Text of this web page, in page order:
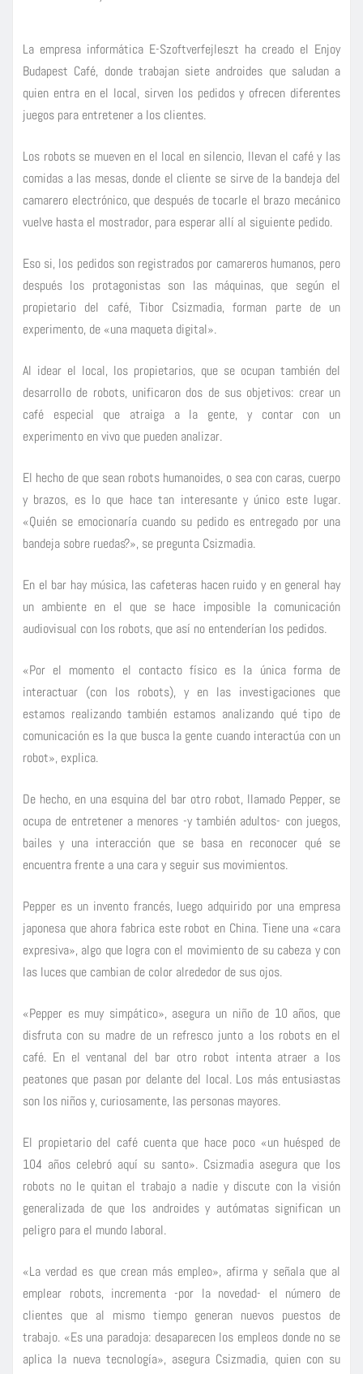
La empresa informática E-Szoftverfejleszt ha creado el Enjoy
Budapest Café, donde trabajan siete androides que saludan a
quien entra en el local, sirven los pedidos y ofrecen diferentes
juegos para entretener a los clientes.
Los robots se mueven en el local en silencio, llevan el café y las
comidas a las mesas, donde el cliente se sirve de la bandeja del
camarero electrónico, que después de tocarle el brazo mecánico
vuelve hasta el mostrador, para esperar allí al siguiente pedido.
Eso si, los pedidos son registrados por camareros humanos, pero
después los protagonistas son las máquinas, que según el
propietario del café, Tibor Csizmadia, forman parte de un
experimento, de «una maqueta digital».
Al idear el local, los propietarios, que se ocupan también del
desarrollo de robots, unificaron dos de sus objetivos: crear un
café especial que atraiga a la gente, y contar con un
experimento en vivo que pueden analizar.
El hecho de que sean robots humanoides, o sea con caras, cuerpo
y brazos, es lo que hace tan interesante y único este lugar.
«Quién se emocionaría cuando su pedido es entregado por una
bandeja sobre ruedas?», se pregunta Csizmadia.
En el bar hay música, las cafeteras hacen ruido y en general hay
un ambiente en el que se hace imposible la comunicación
audiovisual con los robots, que así no entenderían los pedidos.
«Por el momento el contacto físico es la única forma de
interactuar (con los robots), y en las investigaciones que
estamos realizando también estamos analizando qué tipo de
comunicación es la que busca la gente cuando interactúa con un
robot», explica.
De hecho, en una esquina del bar otro robot, llamado Pepper, se
ocupa de entretener a menores -y también adultos- con juegos,
bailes y una interacción que se basa en reconocer qué se
encuentra frente a una cara y seguir sus movimientos.
Pepper es un invento francés, luego adquirido por una empresa
japonesa que ahora fabrica este robot en China. Tiene una «cara
expresiva», algo que logra con el movimiento de su cabeza y con
las luces que cambian de color alrededor de sus ojos.
«Pepper es muy simpático», asegura un niño de 10 años, que
disfruta con su madre de un refresco junto a los robots en el
café. En el ventanal del bar otro robot intenta atraer a los
peatones que pasan por delante del local. Los más entusiastas
son los niños y, curiosamente, las personas mayores.
El propietario del café cuenta que hace poco «un huésped de
104 años celebró aquí su santo». Csizmadia asegura que los
robots no le quitan el trabajo a nadie y discute con la visión
generalizada de que los androides y autómatas significan un
peligro para el mundo laboral.
«La verdad es que crean más empleo», afirma y señala que al
emplear robots, incrementa -por la novedad- el número de
clientes que al mismo tiempo generan nuevos puestos de
trabajo. «Es una paradoja: desaparecen los empleos donde no se
aplica la nueva tecnología», asegura Csizmadia, quien con su